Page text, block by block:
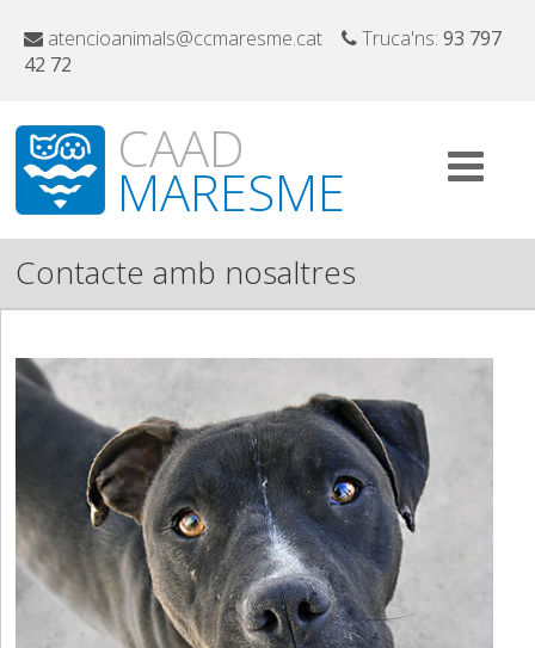
atencioanimals@ccmaresme.cat Truca'ns: 93 797
42 72
CAAD
MARESME
Contacte amb nosaltres